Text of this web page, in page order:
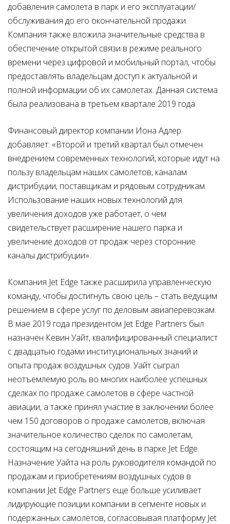
добавления самолета в парк и его эксплуатации/
обслуживания до его окончательной продажи.
Компания также вложила значительные средства в
обеспечение открытой связи в режиме реального
времени через цифровой и мобильный портал, чтобы
предоставлять владельцам доступ к актуальной и
полной информации об их самолетах. Данная система
была реализована в третьем квартале 2019 года.
Финансовый директор компании Иона Адлер
добавляет: «Второй и третий квартал был отмечен
внедрением современных технологий, которые идут на
пользу владельцам наших самолетов, каналам
дистрибуции, поставщикам и рядовым сотрудникам.
Использование наших новых технологий для
увеличения доходов уже работает, о чем
свидетельствует расширение нашего парка и
увеличение доходов от продаж через сторонние
каналы дистрибуции».
Компания Jet Edge также расширила управленческую
команду, чтобы достигнуть свою цель – стать ведущим
решением в сфере услуг по деловым авиаперевозкам.
В мае 2019 года президентом Jet Edge Partners был
назначен Кевин Уайт, квалифицированный специалист
с двадцатью годами институциональных знаний и
опыта продаж воздушных судов. Уайт сыграл
неотъемлемую роль во многих наиболее успешных
сделках по продаже самолетов в сфере частной
авиации, а также принял участие в заключении более
чем 150 договоров о продаже самолетов, включая
значительное количество сделок по самолетам,
состоящим на сегодняшний день в парке Jet Edge.
Назначение Уайта на роль руководителя командой по
продажам и приобретениям воздушных судов в
компании Jet Edge Partners еще больше усиливает
лидирующие позиции компании в сегменте новых и
подержанных самолетов, согласовывая платформу Jet